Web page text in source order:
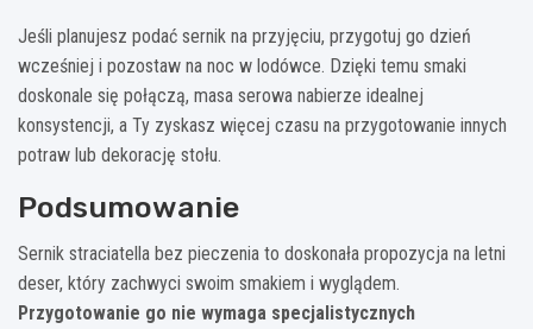
Jeśli planujesz podać sernik na przyjęciu, przygotuj go dzień
wcześniej i pozostaw na noc w lodówce. Dzięki temu smaki
doskonale się połączą, masa serowa nabierze idealnej
konsystencji, a Ty zyskasz więcej czasu na przygotowanie innych
potraw lub dekorację stołu.
Podsumowanie
Sernik straciatella bez pieczenia to doskonała propozycja na letni
deser, który zachwyci swoim smakiem i wyglądem.
Przygotowanie go nie wymaga specjalistycznych